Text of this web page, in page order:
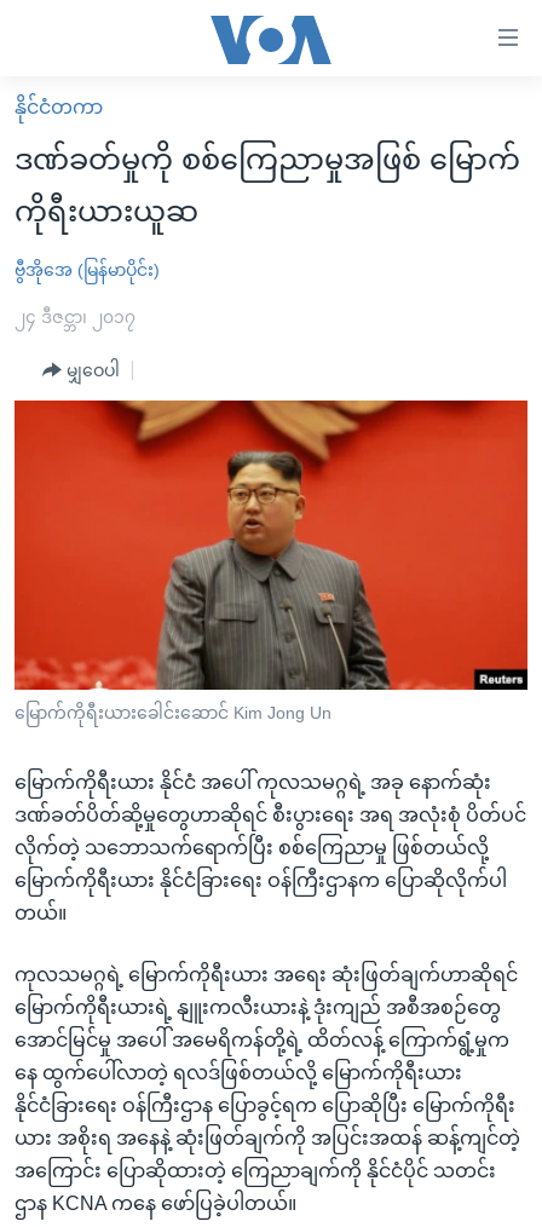
လွယ်ကူ
စေ
သည့်
Link
များ
ပင်မ
ကျော်
ကြည့်
ရှာဖွေ
ရန်
နေရာ
သို့
ကျော်
မူလစာမျက်နှာ
မြန်မာ
ကမ္ဘာ့သတင်းများ
နိုင်ငံတကာ
အစ္စရေး-ပါလက်စတိုင်း
ဗွီဒီယို
အင်္ဂလိပ်စာလေ့လာမယ်
အမေရိကန်သုံးအီဒီယံ
သုတပဒေသာ အင်္ဂလိပ်စာ
အပတ်စဉ်ကဏ္ဍများ
ရေဒီယိုနှင့်ရုပ်သံ အချက်အလက်များ
Learning English
ဗွီအိုအေ လူမှုကွန်ယက်များ
ဘာသာစကားများ
နိုင်ငံတကာ
ဒဏ်ခတ်မှုကို စစ်ကြေညာမှုအဖြစ် မြောက်
ကိုရီးယားယူဆ
ဗွီအိုအေ (မြန်မာပိုင်း)
၂၄ ဒီဇင္ဘာ၊ ၂၀၁၇
မျှဝေပါ
မြောက်ကိုရီးယားခေါင်းဆောင် Kim Jong Un
မြောက်ကိုရီးယား နိုင်ငံ အပေါ် ကုလသမဂ္ဂရဲ့ အခု နောက်ဆုံး
ဒဏ်ခတ်ပိတ်ဆို့မှုတွေဟာဆိုရင် စီးပွားရေး အရ အလုံးစုံ ပိတ်ပင်
လိုက်တဲ့ သဘောသက်ရောက်ပြီး စစ်ကြေညာမှု ဖြစ်တယ်လို့
မြောက်ကိုရီးယား နိုင်ငံခြားရေး ဝန်ကြီးဌာနက ပြောဆိုလိုက်ပါ
တယ်။
ကုလသမဂ္ဂရဲ့ မြောက်ကိုရီးယား အရေး ဆုံးဖြတ်ချက်ဟာဆိုရင်
မြောက်ကိုရီးယားရဲ့ နျူးကလီးယားနဲ့ ဒုံးကျည် အစီအစဉ်တွေ
အောင်မြင်မှု အပေါ် အမေရိကန်တို့ရဲ့ ထိတ်လန့် ကြောက်ရွံ့မှုက
နေ ထွက်ပေါ်လာတဲ့ ရလဒ်ဖြစ်တယ်လို့ မြောက်ကိုရီးယား
နိုင်ငံခြားရေး ဝန်ကြီးဌာန ပြောခွင့်ရက ပြောဆိုပြီး မြောက်ကိုရီး
ယား အစိုးရ အနေနဲ့ ဆုံးဖြတ်ချက်ကို အပြင်းအထန် ဆန့်ကျင်တဲ့
အကြောင်း ပြောဆိုထားတဲ့ ကြေညာချက်ကို နိုင်ငံပိုင် သတင်း
ဌာန KCNA ကနေ ဖော်ပြခဲ့ပါတယ်။